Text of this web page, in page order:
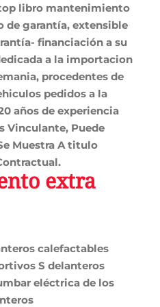
libro mantenimiento
de garantía, extensible
financiación a su
a la importacion
procedentes de
pedidos a la
años de experiencia
Vinculante, Puede
Muestra A titulo
extra
calefactables
S delanteros
eléctrica de los